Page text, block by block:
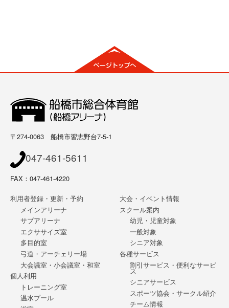
〒274-0063 船橋市習志野台7-5-1
047-461-5611
FAX：047-461-4220
利用者登録・更新・予約
メインアリーナ
サブアリーナ
エクササイズ室
多目的室
弓道・アーチェリー場
大会議室・小会議室・和室
個人利用
トレーニング室
温水プール
大会・イベント情報
スクール案内
幼児・児童対象
一般対象
シニア対象
各種サービス
割引サービス・便利なサービ
ス
シニアサービス
スポーツ協会・サークル紹介
チーム情報